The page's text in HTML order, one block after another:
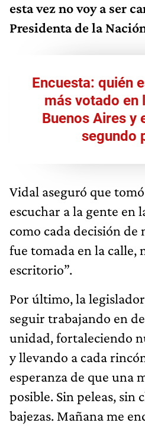
esta vez no voy a ser
Presidenta de la
Encuesta: quién
más votado en
Buenos Aires y
segundo
Vidal aseguró que
escuchar a la gente en
como cada decisión
fue tomada en la calle,
escritorio”.
Por último, la
seguir trabajando en
unidad, fortaleciendo
y llevando a cada
esperanza de que una
posible. Sin peleas, sin
bajezas. Mañana me